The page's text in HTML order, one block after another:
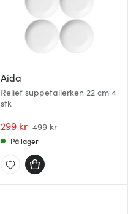
Aida
Relief suppetallerken 22 cm 4
stk
299 kr 499 kr
På lager